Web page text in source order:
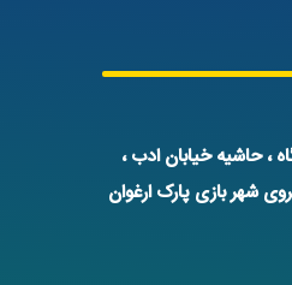
، حاشیه خیابان ادب ،
شهر بازی پارک ارغوان